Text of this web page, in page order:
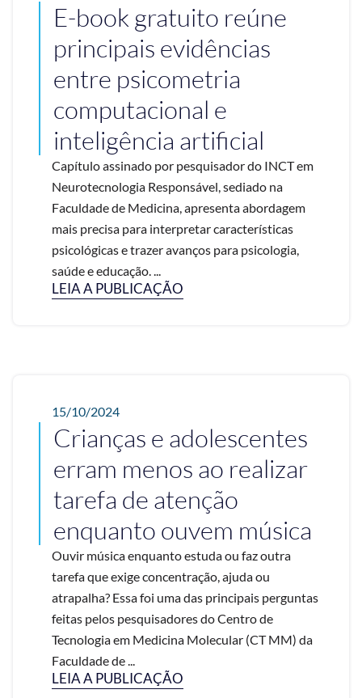
E-book gratuito reúne
principais evidências
entre psicometria
computacional e
inteligência artificial
Capítulo assinado por pesquisador do INCT em
Neurotecnologia Responsável, sediado na
Faculdade de Medicina, apresenta abordagem
mais precisa para interpretar características
psicológicas e trazer avanços para psicologia,
saúde e educação. ...
LEIA A PUBLICAÇÃO
15/10/2024
Crianças e adolescentes
erram menos ao realizar
tarefa de atenção
enquanto ouvem música
Ouvir música enquanto estuda ou faz outra
tarefa que exige concentração, ajuda ou
atrapalha? Essa foi uma das principais perguntas
feitas pelos pesquisadores do Centro de
Tecnologia em Medicina Molecular (CT MM) da
Faculdade de ...
LEIA A PUBLICAÇÃO